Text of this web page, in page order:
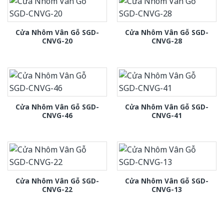
Cửa Nhôm Vân Gỗ SGD-
CNVG-20
Cửa Nhôm Vân Gỗ SGD-
CNVG-28
Cửa Nhôm Vân Gỗ SGD-
CNVG-46
Cửa Nhôm Vân Gỗ SGD-
CNVG-41
Cửa Nhôm Vân Gỗ SGD-
CNVG-22
Cửa Nhôm Vân Gỗ SGD-
CNVG-13